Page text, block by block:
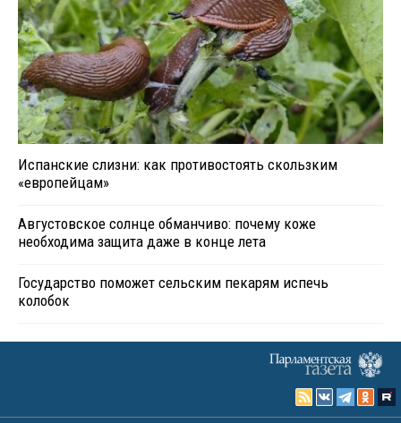
Испанские слизни: как противостоять скользким
«европейцам»
Августовское солнце обманчиво: почему коже
необходима защита даже в конце лета
Государство поможет сельским пекарям испечь
колобок